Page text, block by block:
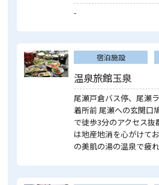
-
宿泊施設
温泉旅館玉泉
尾瀬戸倉バス停、尾瀬
着所前 尾瀬への玄関口
で徒歩3分のアクセス抜
は地産地消を心がけて
の美肌の湯の温泉で疲